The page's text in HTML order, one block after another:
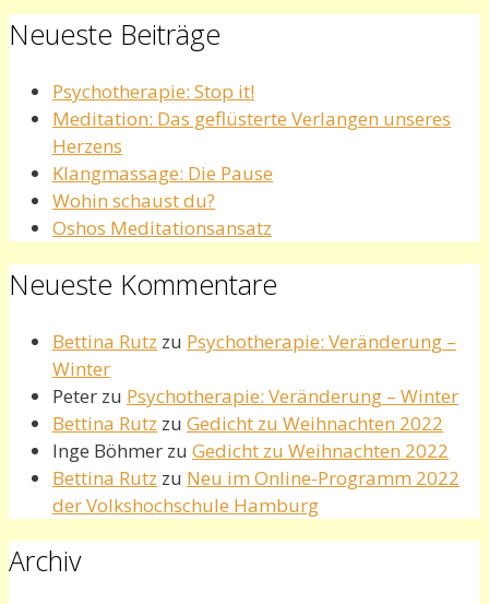
Neueste Beiträge
Psychotherapie: Stop it!
Meditation: Das geflüsterte Verlangen unseres
Herzens
Klangmassage: Die Pause
Wohin schaust du?
Oshos Meditationsansatz
Neueste Kommentare
Bettina Rutz zu Psychotherapie: Veränderung –
Winter
Peter zu Psychotherapie: Veränderung – Winter
Bettina Rutz zu Gedicht zu Weihnachten 2022
Inge Böhmer zu Gedicht zu Weihnachten 2022
Bettina Rutz zu Neu im Online-Programm 2022
der Volkshochschule Hamburg
Archiv